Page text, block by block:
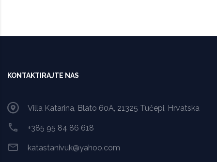
KONTAKTIRAJTE NAS
Villa Katarina, Blato 60A, 21325 Tučepi, Hrvatska
+385 95 84 86 618
katastanivuk@yahoo.com